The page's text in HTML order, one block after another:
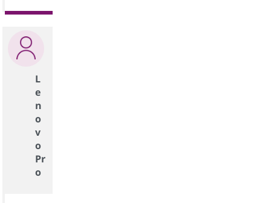
L
e
n
o
v
o
Pr
o